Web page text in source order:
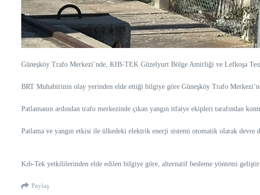
Güneşköy Trafo Merkezi’nde, KIB-TEK Güzelyurt Bölge Amirliği ve Lefkoşa Tesis
BRT Muhabirinin olay yerinden elde ettiği bilgiye göre Güneşköy Trafo
Patlamanın ardından trafo merkezinde çıkan yangın itfaiye ekipleri tarafından
Patlama ve yangın etkisi ile ülkedeki elektrik enerji sistemi otomatik olarak devre
Kıb-Tek yetkililerinden elde edilen bilgiye göre, alternatif besleme yöntemi
Paylaş